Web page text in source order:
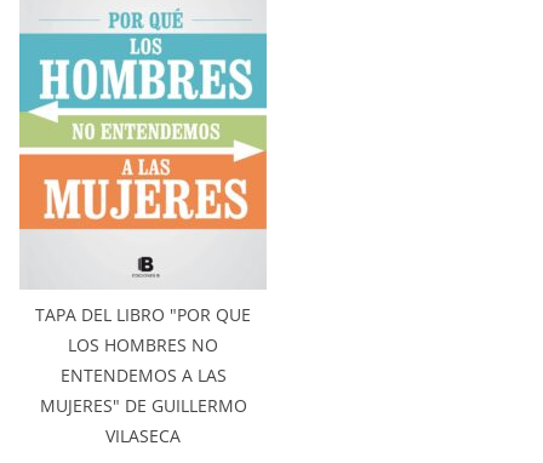
TAPA DEL LIBRO "POR QUE
LOS HOMBRES NO
ENTENDEMOS A LAS
MUJERES" DE GUILLERMO
VILASECA